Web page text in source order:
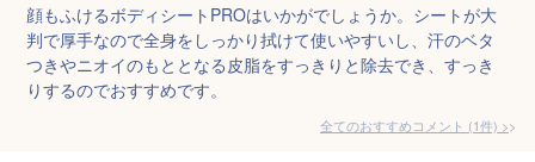
顔もふけるボディシートPROはいかがでしょうか。シートが大
判で厚手なので全身をしっかり拭けて使いやすいし、汗のベタ
つきやニオイのもととなる皮脂をすっきりと除去でき、すっき
りするのでおすすめです。
全てのおすすめコメント (1件) >